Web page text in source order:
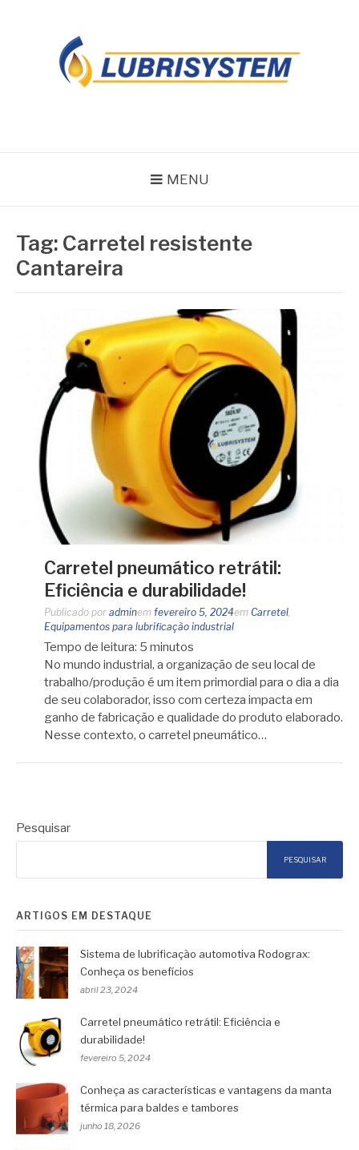
MENU
Tag: Carretel resistente
Cantareira
Carretel pneumático retrátil:
Eficiência e durabilidade!
Publicado por adminem fevereiro 5, 2024em Carretel,
Equipamentos para lubrificação industrial
Tempo de leitura: 5 minutos
No mundo industrial, a organização de seu local de
trabalho/produção é um item primordial para o dia a dia
de seu colaborador, isso com certeza impacta em
ganho de fabricação e qualidade do produto elaborado.
Nesse contexto, o carretel pneumático…
Pesquisar
PESQUISAR
ARTIGOS EM DESTAQUE
Sistema de lubrificação automotiva Rodograx:
Conheça os benefícios
abril 23, 2024
Carretel pneumático retrátil: Eficiência e
durabilidade!
fevereiro 5, 2024
Conheça as características e vantagens da manta
térmica para baldes e tambores
junho 18, 2026